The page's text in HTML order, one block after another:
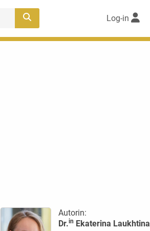
Log-in
Autorin:
Dr.in Ekaterina Laukhtina